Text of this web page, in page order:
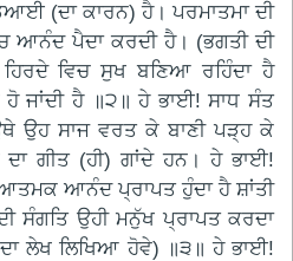
(ਦਾ ਕਾਰਨ) ਹੈ। ਪਰਮਾਤਮਾ ਦੀ
ਆਨੰਦ ਪੈਦਾ ਕਰਦੀ ਹੈ। (ਭਗਤੀ ਦੀ
ਵਿਚ ਸੁਖ ਬਣਿਆ ਰਹਿੰਦਾ ਹੈ
ਹੋ ਜਾਂਦੀ ਹੈ ॥੨॥ ਹੇ ਭਾਈ! ਸਾਧ ਸੰਤ
ਉਹ ਸਾਜ ਵਰਤ ਕੇ ਬਾਣੀ ਪੜ੍ਹ ਕੇ
ਦਾ ਗੀਤ (ਹੀ) ਗਾਂਦੇ ਹਨ। ਹੇ ਭਾਈ!
ਆਨੰਦ ਪ੍ਰਾਪਤ ਹੁੰਦਾ ਹੈ ਸ਼ਾਂਤੀ
ਸੰਗਤਿ ਉਹੀ ਮਨੁੱਖ ਪ੍ਰਾਪਤ ਕਰਦਾ
ਲੇਖ ਲਿਖਿਆ ਹੋਵੇ) ॥੩॥ ਹੇ ਭਾਈ!